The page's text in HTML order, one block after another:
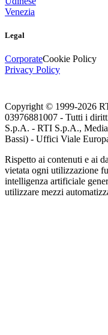
Venezia
Legal
CorporateCookie Policy
Privacy Policy
Copyright © 1999-2026
03976881007 - Tutti i
S.p.A. - RTI S.p.A.,
Bassi) - Uffici Viale
Rispetto ai contenuti e ai
vietata ogni utilizzazione
intelligenza artificiale
utilizzare mezzi